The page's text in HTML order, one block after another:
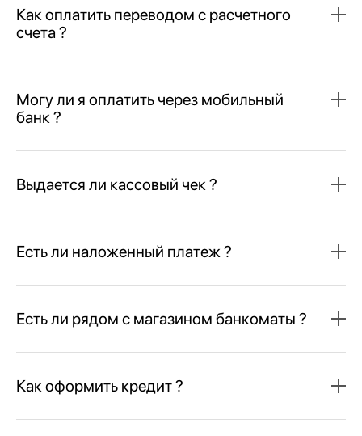
Как оплатить переводом с расчетного
счета ?
Могу ли я оплатить через мобильный
банк ?
Выдается ли кассовый чек ?
Есть ли наложенный платеж ?
Есть ли рядом с магазином банкоматы ?
Как оформить кредит ?